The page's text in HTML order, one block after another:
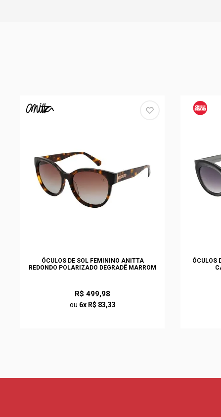
ÓCULOS DE SOL FEMININO ANITTA
REDONDO POLARIZADO DEGRADÊ MARROM
R$ 499,98
ou 6x R$ 83,33
ÓCULOS